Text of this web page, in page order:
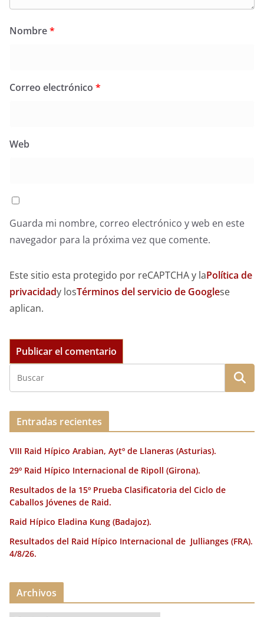
Nombre*
Correo electrónico *
Web
Guarda mi nombre, correo electrónico y web en este
navegador para la próxima vez que comente.
Este sitio esta protegido por reCAPTCHA y laPolítica de
privacidady losTérminos del servicio de Googlese
aplican.
Entradas recientes
VIII Raid Hípico Arabian, Aytº de Llaneras (Asturias).
29º Raid Hípico Internacional de Ripoll (Girona).
Resultados de la 15º Prueba Clasificatoria del Ciclo de
Caballos Jóvenes de Raid.
Raid Hípico Eladina Kung (Badajoz).
Resultados del Raid Hípico Internacional de Jullianges (FRA).
4/8/26.
Archivos